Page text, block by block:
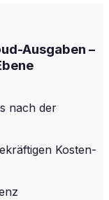
Ausgaben –
nach der
Kosten-